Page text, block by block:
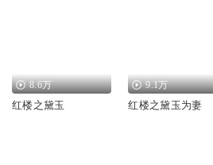
8.6万
红楼之黛玉
9.1万
红楼之黛玉为妻